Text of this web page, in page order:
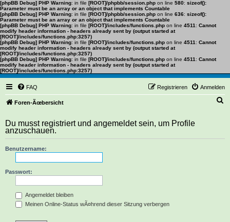
[phpBB Debug] PHP Warning: in file [ROOT]/phpbb/session.php on line 580: sizeof():
Parameter must be an array or an object that implements Countable
[phpBB Debug] PHP Warning: in file [ROOT]/phpbb/session.php on line 636: sizeof():
Parameter must be an array or an object that implements Countable
[phpBB Debug] PHP Warning: in file [ROOT]/includes/functions.php on line 4511 : Cannot
modify header information - headers already sent by (output started at
[ROOT]/includes/functions.php:3257)
[phpBB Debug] PHP Warning: in file [ROOT]/includes/functions.php on line 4511 : Cannot
modify header information - headers already sent by (output started at
[ROOT]/includes/functions.php:3257)
[phpBB Debug] PHP Warning: in file [ROOT]/includes/functions.php on line 4511 : Cannot
modify header information - headers already sent by (output started at
[ROOT]/includes/functions.php:3257)
FAQ Anmelden
Registrieren
Foren-Ãœbersicht
h
Du musst registriert und angemeldet sein, um Profile
anzuschauen.
Benutzername:
Passwort:
Angemeldet bleiben
Meinen Online-Status wÃ¤hrend dieser Sitzung verbergen